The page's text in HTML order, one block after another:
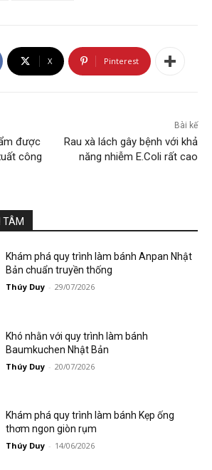
X Pinterest
được
công
Bài kế
Rau xà lách gây bệnh với khả
năng nhiễm E.Coli rất cao
TÂM
Khám phá quy trình làm bánh Anpan Nhật
Bản chuẩn truyền thống
Thúy Duy - 29/07/2026
Khó nhằn với quy trình làm bánh
Baumkuchen Nhật Bản
Thúy Duy - 20/07/2026
Khám phá quy trình làm bánh Kẹp ống
thơm ngon giòn rụm
Thúy Duy - 14/06/2026